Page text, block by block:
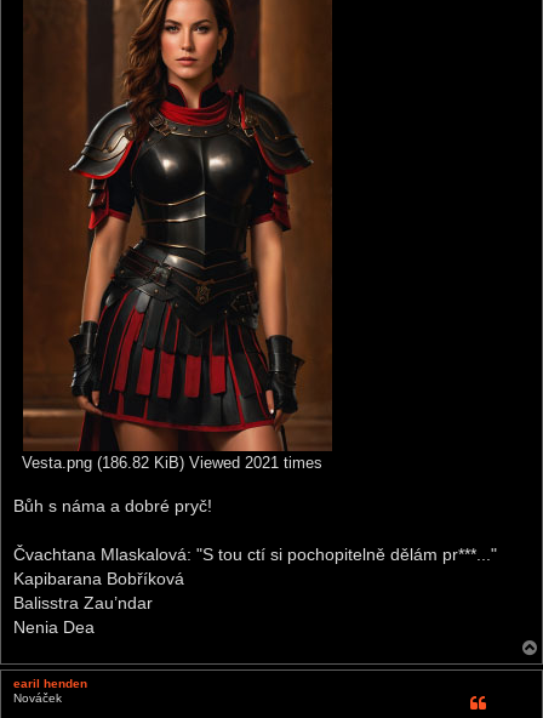
Vesta.png (186.82 KiB) Viewed 2021 times
Bůh s náma a dobré pryč!
Čvachtana Mlaskalová: "S tou ctí si pochopitelně dělám pr***..."
Kapibarana Bobříková
Balisstra Zau’ndar
Nenia Dea
earil henden
Nováček